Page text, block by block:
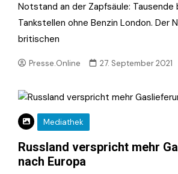
Notstand an der Zapfsäule: Tausende
Tankstellen ohne Benzin London. Der
britischen
Presse.Online 27. September 2021
Mediathek
Russland verspricht mehr
nach Europa